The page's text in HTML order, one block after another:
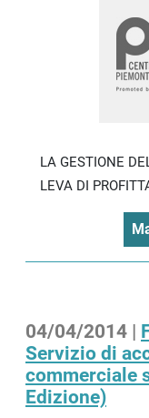
LA GESTIONE
LEVA DI
04/04/2014 |
Servizio di
commerciale
Edizione)